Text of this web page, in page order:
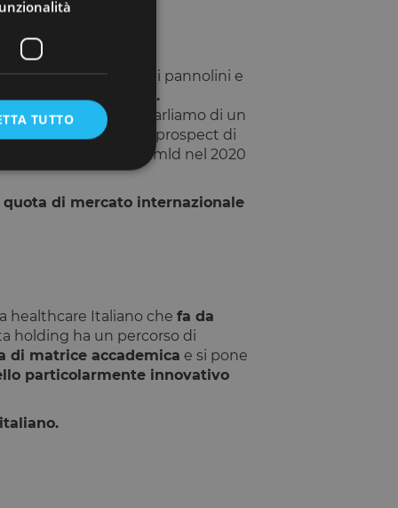
Il mercato dei pannolini e
di dollari nel 2020.
per infanti, parliamo di un
nel 2020 con un prospect di
ha un valore di 15mld nel 2020
di mercato internazionale
healthcare Italiano che fa da
holding ha un percorso di
di matrice accademica e si pone
particolarmente innovativo
TUTTO
e bot. Ciò è
validi